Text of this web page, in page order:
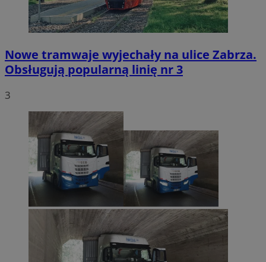
Nowe tramwaje wyjechały na ulice Zabrza.
Obsługują popularną linię nr 3
3